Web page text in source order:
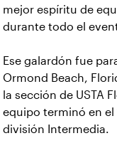
mejor espíritu de
durante todo el
Ese galardón fue
Ormond Beach,
la sección de USTA
equipo terminó en el
división Intermedia.